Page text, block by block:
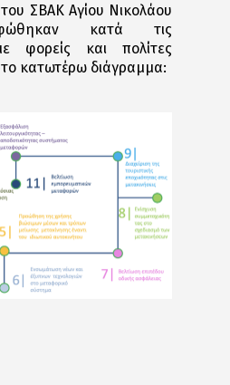
του ΣΒΑΚ Αγίου Νικολάου
κατά τις
φορείς και πολίτες
κατωτέρω διάγραμμα: